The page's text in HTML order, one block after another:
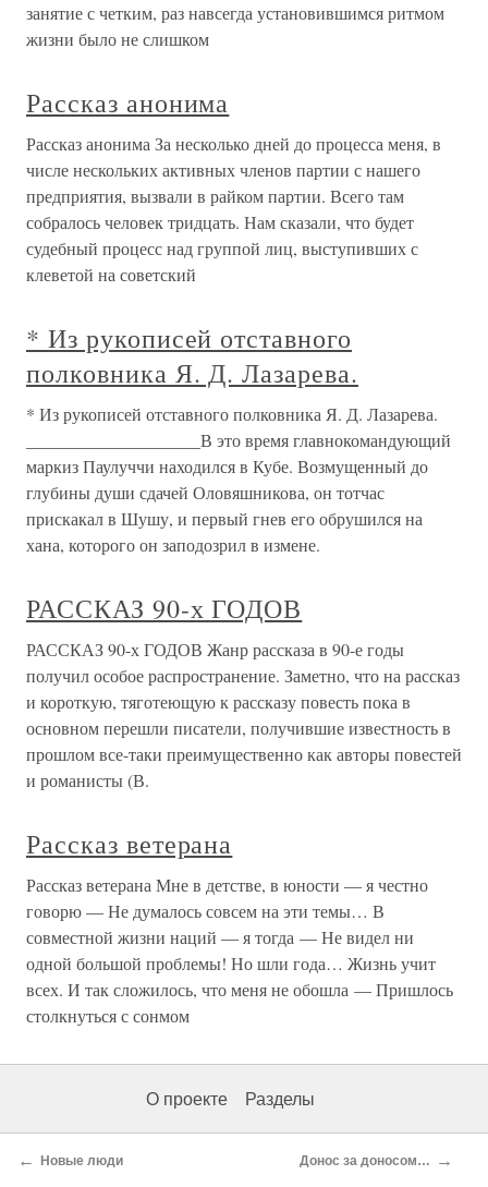
занятие с четким, раз навсегда установившимся ритмом
жизни было не слишком
Рассказ анонима
Рассказ анонима За несколько дней до процесса меня, в
числе нескольких активных членов партии с нашего
предприятия, вызвали в райком партии. Всего там
собралось человек тридцать. Нам сказали, что будет
судебный процесс над группой лиц, выступивших с
клеветой на советский
* Из рукописей отставного
полковника Я. Д. Лазарева.
* Из рукописей отставного полковника Я. Д. Лазарева.
____________________В это время главнокомандующий
маркиз Паулуччи находился в Кубе. Возмущенный до
глубины души сдачей Оловяшникова, он тотчас
прискакал в Шушу, и первый гнев его обрушился на
хана, которого он заподозрил в измене.
РАССКАЗ 90-х ГОДОВ
РАССКАЗ 90-х ГОДОВ Жанр рассказа в 90-е годы
получил особое распространение. Заметно, что на рассказ
и короткую, тяготеющую к рассказу повесть пока в
основном перешли писатели, получившие известность в
прошлом все-таки преимущественно как авторы повестей
и романисты (В.
Рассказ ветерана
Рассказ ветерана Мне в детстве, в юности — я честно
говорю — Не думалось совсем на эти темы… В
совместной жизни наций — я тогда — Не видел ни
одной большой проблемы! Но шли года… Жизнь учит
всех. И так сложилось, что меня не обошла — Пришлось
столкнуться с сонмом
О проекте Разделы
← Новые люди Донос за доносом… →